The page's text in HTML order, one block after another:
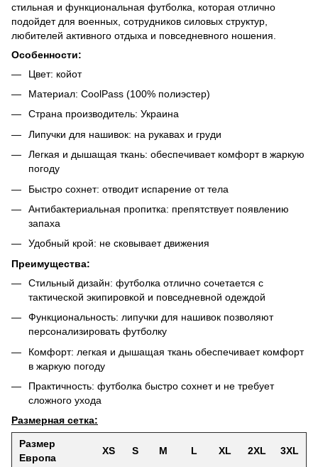
стильная и функциональная футболка, которая отлично
подойдет для военных, сотрудников силовых структур,
любителей активного отдыха и повседневного ношения.
Особенности:
Цвет: койот
Материал: CoolPass (100% полиэстер)
Страна производитель: Украина
Липучки для нашивок: на рукавах и груди
Легкая и дышащая ткань: обеспечивает комфорт в жаркую
погоду
Быстро сохнет: отводит испарение от тела
Антибактериальная пропитка: препятствует появлению
запаха
Удобный крой: не сковывает движения
Преимущества:
Стильный дизайн: футболка отлично сочетается с
тактической экипировкой и повседневной одеждой
Функциональность: липучки для нашивок позволяют
персонализировать футболку
Комфорт: легкая и дышащая ткань обеспечивает комфорт
в жаркую погоду
Практичность: футболка быстро сохнет и не требует
сложного ухода
Размерная сетка:
Размер
Европа
XS S M L XL 2XL 3XL